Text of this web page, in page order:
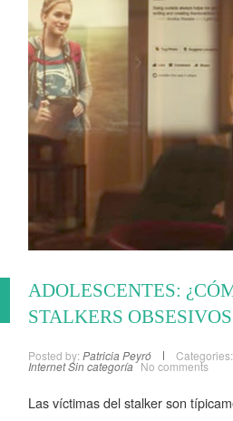
ADOLESCENTES:
STALKERS
Posted by: Patricia Peyró Categories:
InternetSin categoría No comments
Las víctimas del stalker son